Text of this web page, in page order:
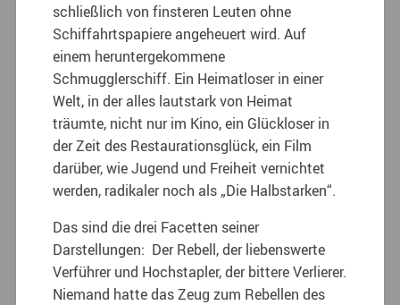
schließlich von finsteren Leuten ohne
Schiffahrtspapiere angeheuert wird. Auf
einem heruntergekommene
Schmugglerschiff. Ein Heimatloser in einer
Welt, in der alles lautstark von Heimat
träumte, nicht nur im Kino, ein Glückloser in
der Zeit des Restaurationsglück, ein Film
darüber, wie Jugend und Freiheit vernichtet
werden, radikaler noch als „Die Halbstarken“.
Das sind die drei Facetten seiner
Darstellungen: Der Rebell, der liebenswerte
Verführer und Hochstapler, der bittere Verlierer.
Niemand hatte das Zeug zum Rebellen des